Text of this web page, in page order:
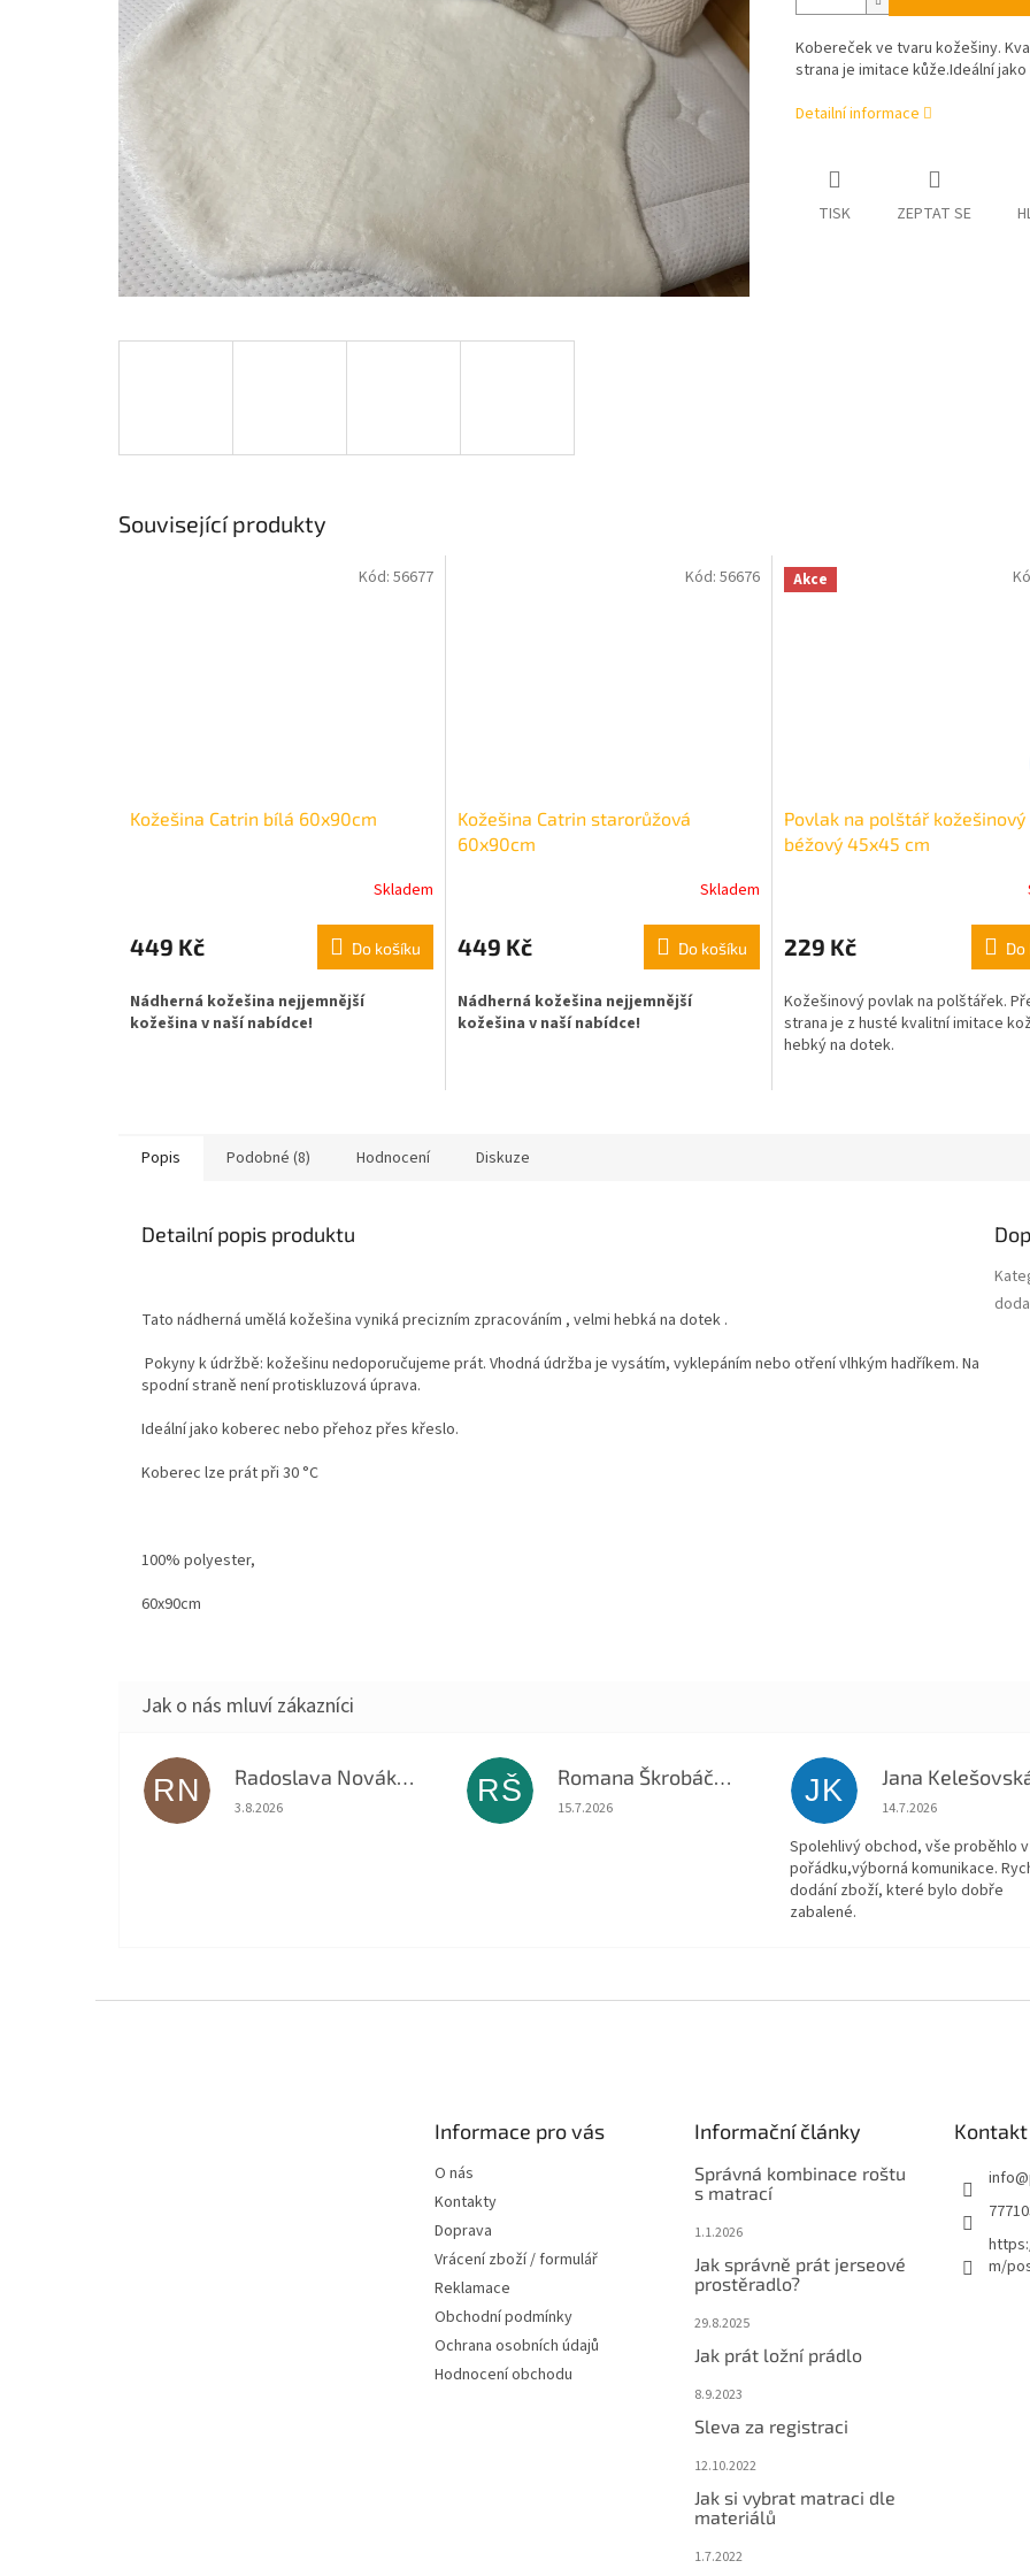
Kobereček ve tvaru kožešiny.
strana je imitace kůže.Ideální
Detailní informace
TISK ZEPTAT SE
Související produkty
Kožešina Catrin bílá 60x90cm
Skladem
449 Kč Do košíku
Nádherná kožešina nejjemnější
kožešina v naší nabídce!
Kód: 56677
Kožešina Catrin starorůžová
60x90cm
Skladem
449 Kč Do košíku
Nádherná kožešina nejjemnější
kožešina v naší nabídce!
Kód: 56676 Akce
Povlak na polštář kožešinový
béžový 45x45 cm
229 Kč Do
Kožešinový povlak na polštářek.
strana je z husté kvalitní imitace
hebký na dotek.
Popis Podobné (8) Hodnocení Diskuze
Detailní popis produktu
Tato nádherná umělá kožešina vyniká precizním zpracováním , velmi hebká na dotek .
Pokyny k údržbě: kožešinu nedoporučujeme prát. Vhodná údržba je vysátím, vyklepáním nebo otření vlhkým hadříkem. Na
spodní straně není protiskluzová úprava.
Ideální jako koberec nebo přehoz přes křeslo.
Koberec lze prát při 30 °C
100% polyester,
60x90cm
RN Radoslava Nováková
Hodnocení obchodu je 5 z 5 hvězdiček.
3.8.2026
RŠ Romana Škrobáčková
Hodnocení obchodu je 5 z 5 hvězdiček.
15.7.2026
JK Jana
Hodnocení obchodu
14.7.2026
Spolehlivý obchod, vše proběhlo v
pořádku,výborná komunikace.
dodání zboží, které bylo dobře
zabalené.
Informace pro vás
O nás
Kontakty
Doprava
Vrácení zboží / formulář
Reklamace
Obchodní podmínky
Ochrana osobních údajů
Hodnocení obchodu
Informační články
Správná kombinace roštu
s matrací
1.1.2026
Jak správně prát jerseové
prostěradlo?
29.8.2025
Jak prát ložní prádlo
8.9.2023
Sleva za registraci
12.10.2022
Jak si vybrat matraci dle
materiálů
1.7.2022
Kontakt
info@
m/